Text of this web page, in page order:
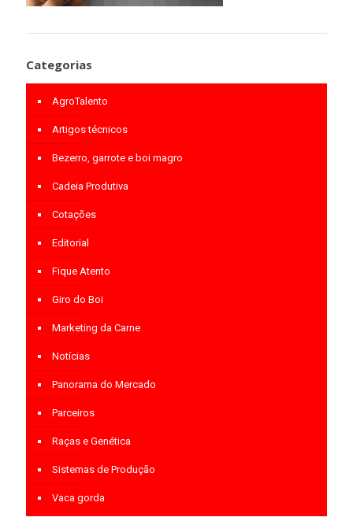
Categorias
AgroTalento
Artigos técnicos
Bezerro, garrote e boi magro
Cadeia Produtiva
Cotações
Editorial
Fique Atento
Giro do Boi
Marketing da Carne
Notícias
Panorama do Mercado
Parceiros
Raças e Genética
Sistemas de Produção
Vaca gorda